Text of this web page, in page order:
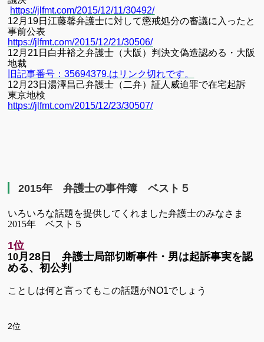
https://jlfmt.com/2015/12/11/30492/
12 月 19日江藤馨弁護士に対して懲戒処分の審議に入ったと
事前公表
https://jlfmt.com/2015/12/21/30506/
12 月 21 日 白井裕之弁護士（大阪）判決文偽造認める・大阪
地裁
旧記事番号：35694379.はリンク切れです。
12 月 23日湯澤昌己弁護士（二弁）証人威迫罪で在宅起訴
東京地検
https://jlfmt.com/2015/12/23/30507/
2015年 弁護士の事件簿 ベスト５
いろいろな話題を提供してくれました弁護士のみなさま
2015年 ベスト５
1位
10月28 日 弁護士局部切断事件・男は起訴事実を認
める、初公判
ことしは何と言ってもこの話題がNO1でしょう
2位